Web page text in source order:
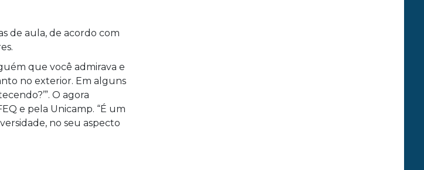
de aula, de acordo com
que você admirava e
no exterior. Em alguns
O agora
e pela Unicamp. “É um
no seu aspecto